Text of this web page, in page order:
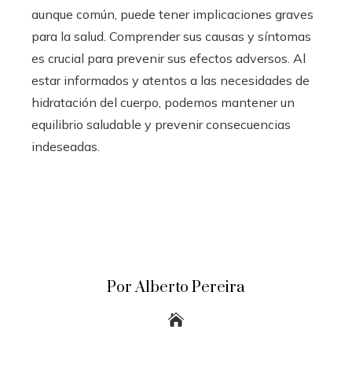
aunque común, puede tener implicaciones graves
para la salud. Comprender sus causas y síntomas
es crucial para prevenir sus efectos adversos. Al
estar informados y atentos a las necesidades de
hidratación del cuerpo, podemos mantener un
equilibrio saludable y prevenir consecuencias
indeseadas.
Por Alberto Pereira